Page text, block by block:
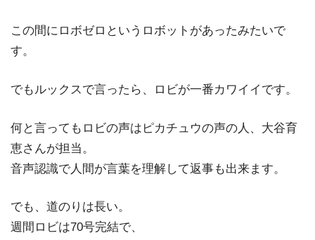
この間にロボゼロというロボットがあったみたいで
す。
でもルックスで言ったら、ロビが一番カワイイです。
何と言ってもロビの声はピカチュウの声の人、大谷育
恵さんが担当。
音声認識で人間が言葉を理解して返事も出来ます。
でも、道のりは長い。
週間ロビは70号完結で、